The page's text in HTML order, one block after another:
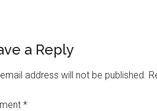
a Reply
address will not be published.
*